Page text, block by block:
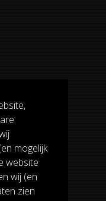
mogelijk
website
wij (en
zien